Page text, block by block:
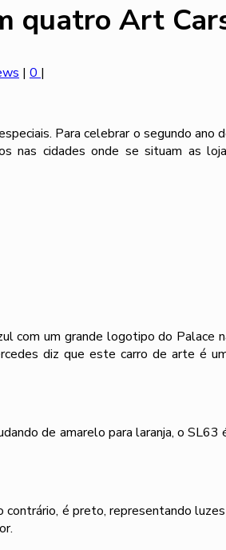
quatro Art
| 0 |
Para celebrar o segundo ano
nas cidades onde se situam as
com um grande logotipo do Palace
diz que este carro de arte é
de amarelo para laranja, o
é preto, representando